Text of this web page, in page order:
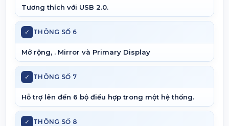
Tương thích với USB 2.0.
✓ THÔNG SỐ 6
Mở rộng, . Mirror và Primary Display
✓ THÔNG SỐ 7
Hỗ trợ lên đến 6 bộ điều hợp trong một hệ thống.
✓ THÔNG SỐ 8